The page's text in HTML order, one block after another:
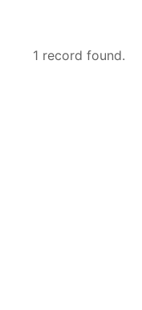
1 record found.